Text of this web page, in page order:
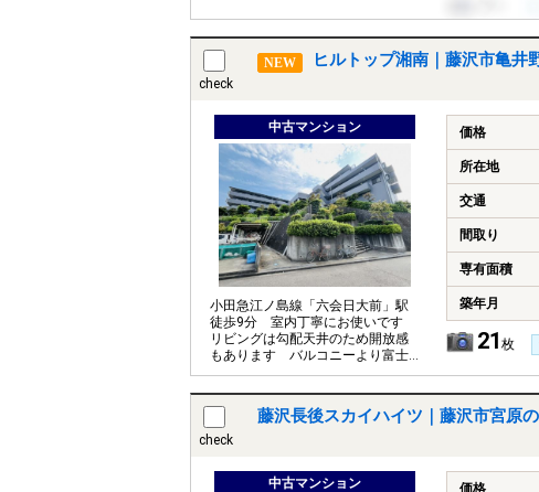
check
NEW ヒルトップ湘南｜藤沢市亀井
中古マンション
小田急江ノ島線「六会日大前」駅
徒歩9分 室内丁寧にお使いです
リビングは勾配天井のため開放感
もあります バルコニーより富士
山を遠望できます！(天候により)
価格
所在地
交通
間取り
専有面積
築年月
21 枚
check
藤沢長後スカイハイツ｜藤沢市宮原
中古マンション 価格